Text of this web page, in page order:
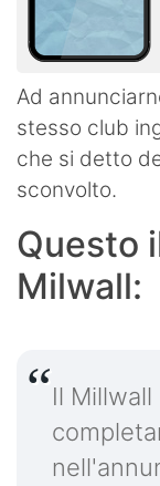
Ad
stesso club
che si detto
sconvolto.
Questo
Milwall:
Il